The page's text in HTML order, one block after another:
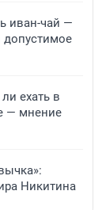
иван-чай —
допустимое
ехать в
— мнение
Никитина